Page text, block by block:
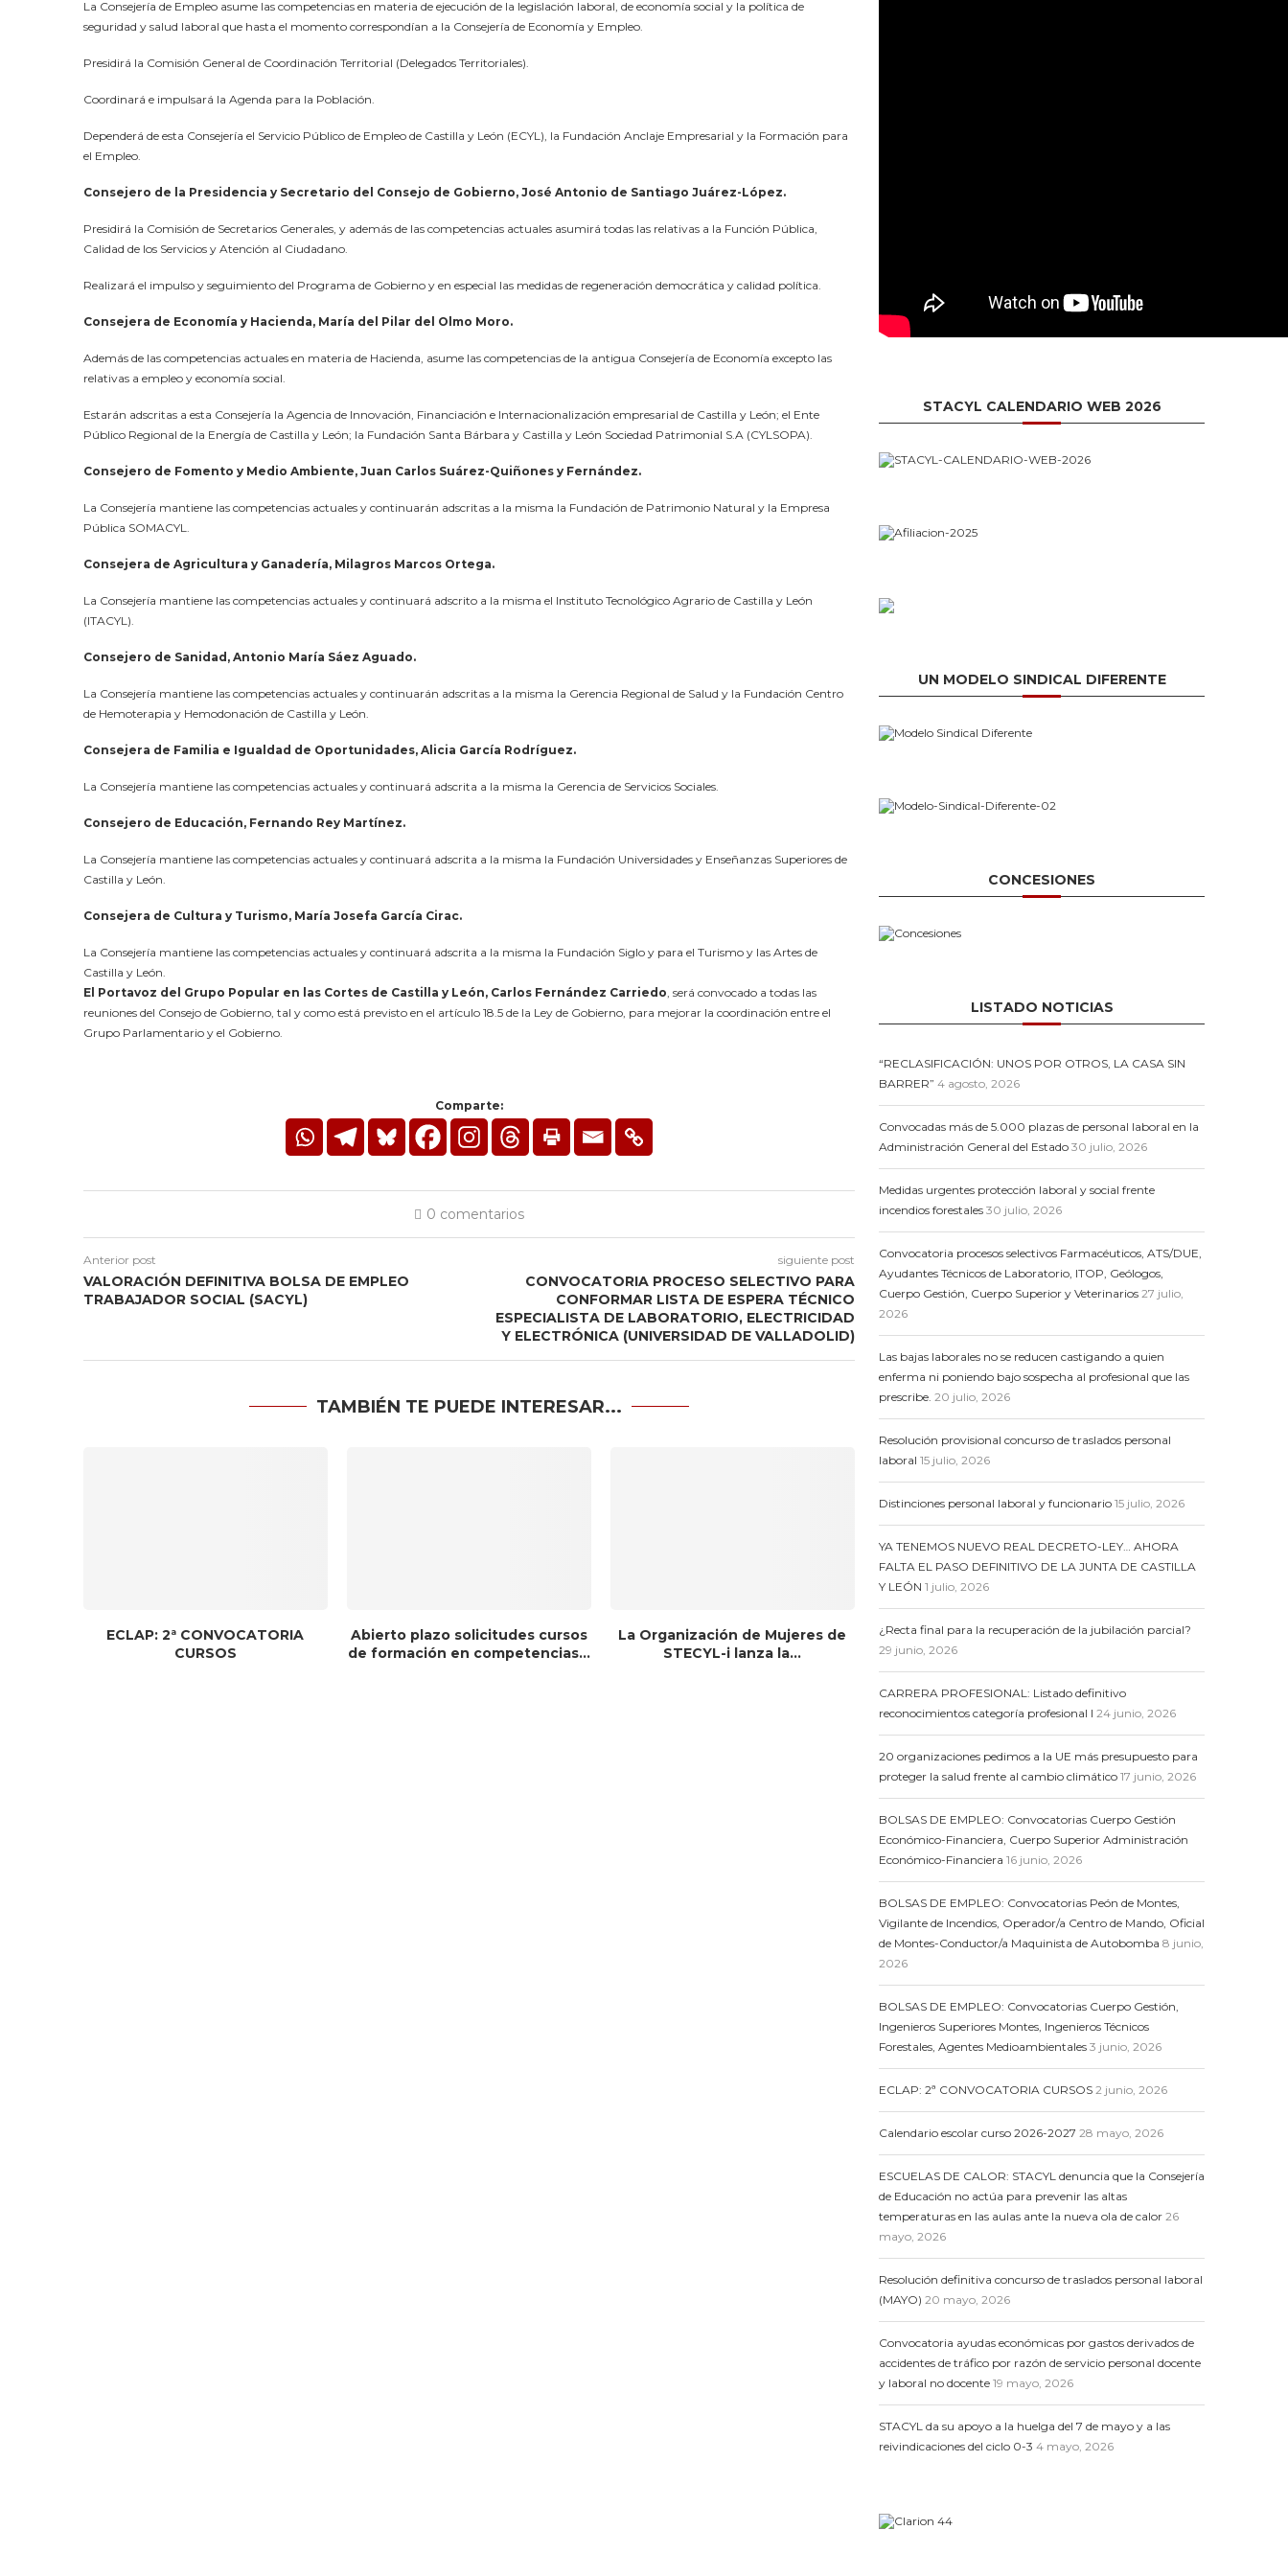
La Consejería de Empleo asume las competencias en materia de ejecución de la legislación laboral, de economía social y la política de
seguridad y salud laboral que hasta el momento correspondían a la Consejería de Economía y Empleo.
Presidirá la Comisión General de Coordinación Territorial (Delegados Territoriales).
Coordinará e impulsará la Agenda para la Población.
Dependerá de esta Consejería el Servicio Público de Empleo de Castilla y León (ECYL), la Fundación Anclaje Empresarial y la Formación para
el Empleo.
Consejero de la Presidencia y Secretario del Consejo de Gobierno, José Antonio de Santiago Juárez-López.
Presidirá la Comisión de Secretarios Generales, y además de las competencias actuales asumirá todas las relativas a la Función Pública,
Calidad de los Servicios y Atención al Ciudadano.
Realizará el impulso y seguimiento del Programa de Gobierno y en especial las medidas de regeneración democrática y calidad política.
Consejera de Economía y Hacienda, María del Pilar del Olmo Moro.
Además de las competencias actuales en materia de Hacienda, asume las competencias de la antigua Consejería de Economía excepto las
relativas a empleo y economía social.
Estarán adscritas a esta Consejería la Agencia de Innovación, Financiación e Internacionalización empresarial de Castilla y León; el Ente
Público Regional de la Energía de Castilla y León; la Fundación Santa Bárbara y Castilla y León Sociedad Patrimonial S.A (CYLSOPA).
Consejero de Fomento y Medio Ambiente, Juan Carlos Suárez-Quiñones y Fernández.
La Consejería mantiene las competencias actuales y continuarán adscritas a la misma la Fundación de Patrimonio Natural y la Empresa
Pública SOMACYL.
Consejera de Agricultura y Ganadería, Milagros Marcos Ortega.
La Consejería mantiene las competencias actuales y continuará adscrito a la misma el Instituto Tecnológico Agrario de Castilla y León
(ITACYL).
Consejero de Sanidad, Antonio María Sáez Aguado.
La Consejería mantiene las competencias actuales y continuarán adscritas a la misma la Gerencia Regional de Salud y la Fundación Centro
de Hemoterapia y Hemodonación de Castilla y León.
Consejera de Familia e Igualdad de Oportunidades, Alicia García Rodríguez.
La Consejería mantiene las competencias actuales y continuará adscrita a la misma la Gerencia de Servicios Sociales.
Consejero de Educación, Fernando Rey Martínez.
La Consejería mantiene las competencias actuales y continuará adscrita a la misma la Fundación Universidades y Enseñanzas Superiores de
Castilla y León.
Consejera de Cultura y Turismo, María Josefa García Cirac.
La Consejería mantiene las competencias actuales y continuará adscrita a la misma la Fundación Siglo y para el Turismo y las Artes de
Castilla y León.
El Portavoz del Grupo Popular en las Cortes de Castilla y León, Carlos Fernández Carriedo, será convocado a todas las
reuniones del Consejo de Gobierno, tal y como está previsto en el artículo 18.5 de la Ley de Gobierno, para mejorar la coordinación entre el
Grupo Parlamentario y el Gobierno.
Comparte:
0 comentarios
Anterior post
VALORACIÓN DEFINITIVA BOLSA DE EMPLEO
TRABAJADOR SOCIAL (SACYL)
siguiente post
CONVOCATORIA PROCESO SELECTIVO PARA
CONFORMAR LISTA DE ESPERA TÉCNICO
ESPECIALISTA DE LABORATORIO, ELECTRICIDAD
Y ELECTRÓNICA (UNIVERSIDAD DE VALLADOLID)
TAMBIÉN TE PUEDE INTERESAR...
ECLAP: 2ª CONVOCATORIA
CURSOS
Abierto plazo solicitudes cursos
de formación en competencias...
La Organización de Mujeres de
STECYL-i lanza la...
STACYL CALENDARIO WEB 2026
UN MODELO SINDICAL DIFERENTE
CONCESIONES
LISTADO NOTICIAS
“RECLASIFICACIÓN: UNOS POR OTROS, LA CASA SIN
BARRER” 4 agosto, 2026
Convocadas más de 5.000 plazas de personal laboral en la
Administración General del Estado 30 julio, 2026
Medidas urgentes protección laboral y social frente
incendios forestales 30 julio, 2026
Convocatoria procesos selectivos Farmacéuticos, ATS/DUE,
Ayudantes Técnicos de Laboratorio, ITOP, Geólogos,
Cuerpo Gestión, Cuerpo Superior y Veterinarios 27 julio,
2026
Las bajas laborales no se reducen castigando a quien
enferma ni poniendo bajo sospecha al profesional que las
prescribe. 20 julio, 2026
Resolución provisional concurso de traslados personal
laboral 15 julio, 2026
Distinciones personal laboral y funcionario 15 julio, 2026
YA TENEMOS NUEVO REAL DECRETO-LEY… AHORA
FALTA EL PASO DEFINITIVO DE LA JUNTA DE CASTILLA
Y LEÓN 1 julio, 2026
¿Recta final para la recuperación de la jubilación parcial?
29 junio, 2026
CARRERA PROFESIONAL: Listado definitivo
reconocimientos categoría profesional I 24 junio, 2026
20 organizaciones pedimos a la UE más presupuesto para
proteger la salud frente al cambio climático 17 junio, 2026
BOLSAS DE EMPLEO: Convocatorias Cuerpo Gestión
Económico-Financiera, Cuerpo Superior Administración
Económico-Financiera 16 junio, 2026
BOLSAS DE EMPLEO: Convocatorias Peón de Montes,
Vigilante de Incendios, Operador/a Centro de Mando, Oficial
de Montes-Conductor/a Maquinista de Autobomba 8 junio,
2026
BOLSAS DE EMPLEO: Convocatorias Cuerpo Gestión,
Ingenieros Superiores Montes, Ingenieros Técnicos
Forestales, Agentes Medioambientales 3 junio, 2026
ECLAP: 2ª CONVOCATORIA CURSOS 2 junio, 2026
Calendario escolar curso 2026-2027 28 mayo, 2026
ESCUELAS DE CALOR: STACYL denuncia que la Consejería
de Educación no actúa para prevenir las altas
temperaturas en las aulas ante la nueva ola de calor 26
mayo, 2026
Resolución definitiva concurso de traslados personal laboral
(MAYO) 20 mayo, 2026
Convocatoria ayudas económicas por gastos derivados de
accidentes de tráfico por razón de servicio personal docente
y laboral no docente 19 mayo, 2026
STACYL da su apoyo a la huelga del 7 de mayo y a las
reivindicaciones del ciclo 0-3 4 mayo, 2026